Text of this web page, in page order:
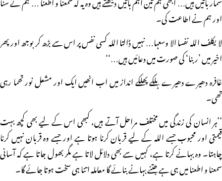
اور ہم نے اطاعت کی۔
لا یکلف اللہ نفسا الا وسعہا… نہیں ڈالتا اللہ کسی نفس پر اس سے بڑھ کر بوجھ اور پھر
اخیر میں ’ربنا‘ کی صورت میں دعائیں ہیں…‘‘
غافرہ دھیرے دھیرے ہلکے پھلکے انداز میں اب انھیں ایک اور مشعل نور تھما رہی
تھی۔
’’ہر انسان کی زندگی میں مختلف مراحل آتے ہیں، کبھی اس کے لیے بھی کچھ بہت
قیمتی اور محبوب جسے اللہ کے لیے قربان کرنا ہوتا ہے اور جسے وہ قربان نہیں کرنا
چاہتا۔ وہ بہانے کرتا ہے، کہیں سے بھی دلائل لاتا ہے مگر بھول جاتا ہے کہ آسانی
سمعنا و اطعنا میں ہی ہے جتنے بہانے بنائے گا معاملہ اتنا ہی سخت ہوتا جائے گا۔